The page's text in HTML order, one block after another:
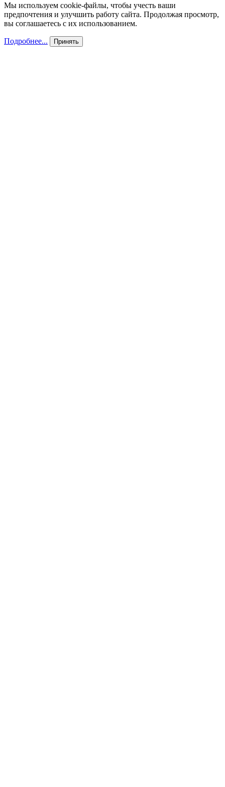
Мы используем cookie-файлы, чтобы учесть ваши
предпочтения и улучшить работу сайта. Продолжая просмотр,
вы соглашаетесь с их использованием.
Подробнее... Принять